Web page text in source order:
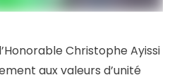
Christophe Ayissi
aux valeurs d’unité